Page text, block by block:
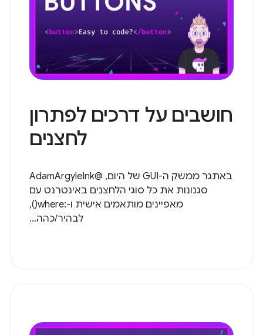
חושבים על דרכים לפתרון
לחצנים
באתגר ממשק ה-GUI של היום, @AdamArgyleInk
סגנונות את כל סוגי הלחצנים באינטרנט עם
מאפיינים מותאמים אישית ו-:where(),
לבהיר/כהה...